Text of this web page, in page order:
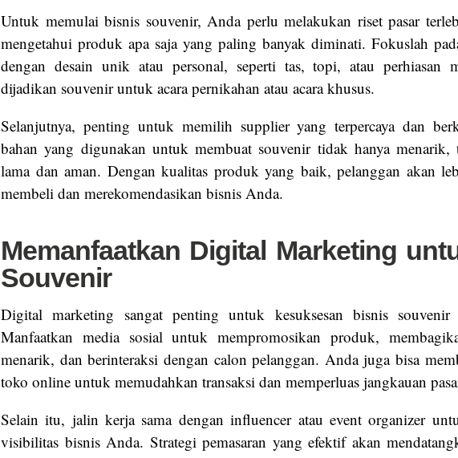
Untuk memulai bisnis souvenir, Anda perlu melakukan riset pasar
mengetahui produk apa saja yang paling banyak diminati. Fokuslah
dengan desain unik atau personal, seperti tas, topi, atau perhiasan
dijadikan souvenir untuk acara pernikahan atau acara khusus.
Selanjutnya, penting untuk memilih supplier yang terpercaya dan
bahan yang digunakan untuk membuat souvenir tidak hanya menarik,
lama dan aman. Dengan kualitas produk yang baik, pelanggan akan
membeli dan merekomendasikan bisnis Anda.
Memanfaatkan Digital Marketing
Souvenir
Digital marketing sangat penting untuk kesuksesan bisnis
Manfaatkan media sosial untuk mempromosikan produk,
menarik, dan berinteraksi dengan calon pelanggan. Anda juga bisa
toko online untuk memudahkan transaksi dan memperluas jangkauan
Selain itu, jalin kerja sama dengan influencer atau event organizer
visibilitas bisnis Anda. Strategi pemasaran yang efektif akan